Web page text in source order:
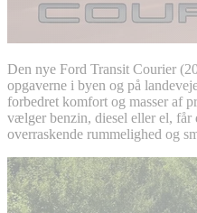
Den nye Ford Transit Courier
opgaverne i byen og på
forbedret komfort og masser af
vælger benzin, diesel eller el, får
overraskende rummelighed og